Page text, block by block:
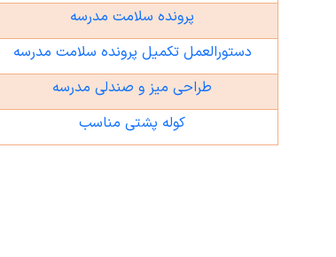
پرونده سلامت مدرسه
دستورالعمل تکمیل پرونده سلامت مدرسه
طراحی میز و صندلی مدرسه
کوله پشتی مناسب